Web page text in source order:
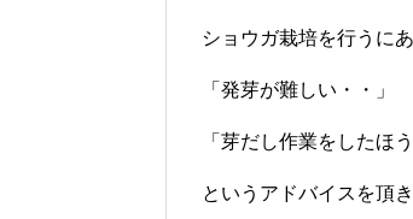
ショウガ栽培を行うに
「発芽が難しい・・」
「芽だし作業をしたほ
というアドバイスを頂